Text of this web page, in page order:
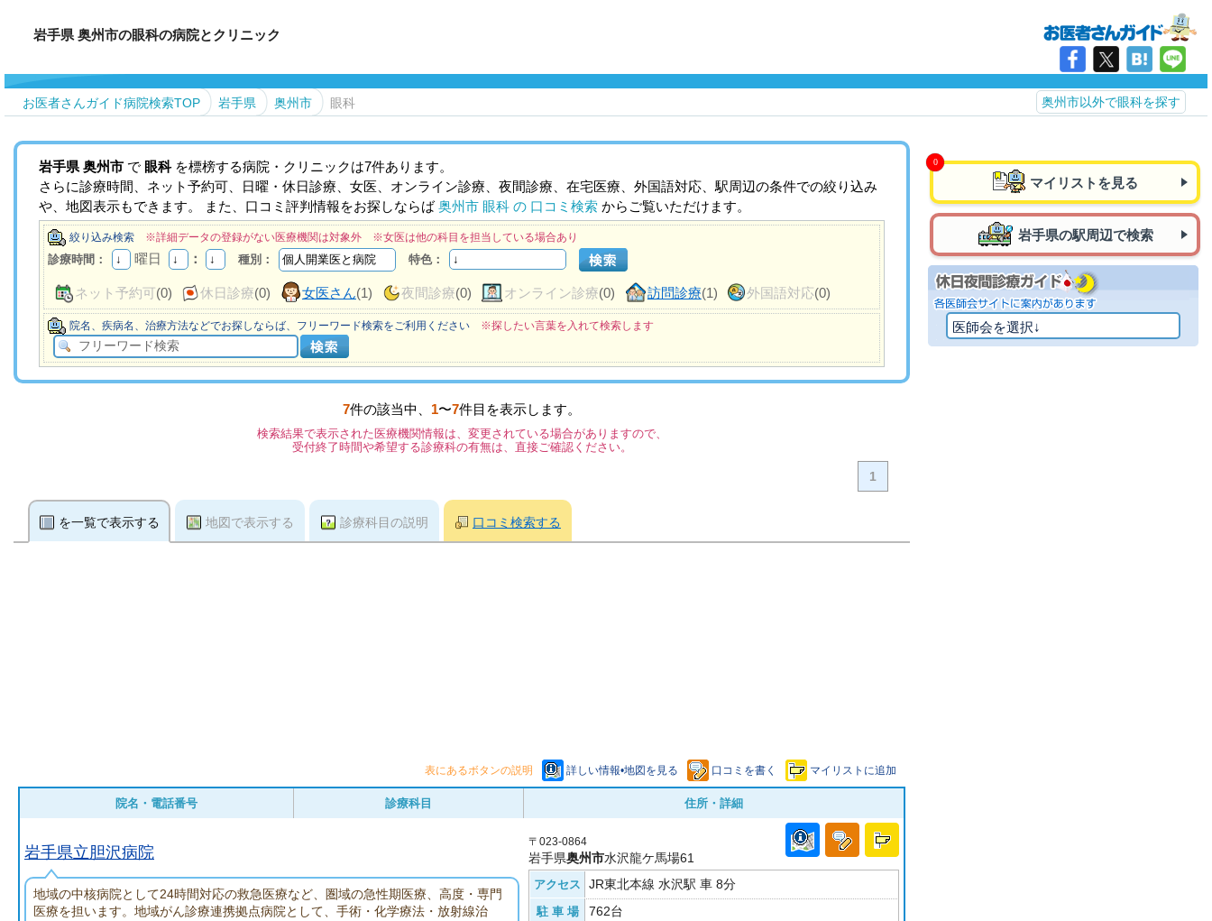
岩手県 奥州市の眼科の病院とクリニック
お医者さんガイド病院検索TOP 岩手県 奥州市 眼科 奥州市以外で眼科を探す
岩手県 奥州市 で 眼科を標榜する病院・クリニックは7件あります。
さらに診療時間、ネット予約可、日曜・休日診療、女医、オンライン診療、夜間診療、在宅医療、外国語対応、駅周辺の条件での絞り込み
や、地図表示もできます。 また、口コミ評判情報をお探しならば奥州市 眼科 の 口コミ検索 からご覧いただけます。
絞り込み検索 ※詳細データの登録がない医療機関は対象外 ※女医は他の科目を担当している場合あり
診療時間： 曜日 ： 種別： 特色：
ネット予約可(0) 休日診療(0) 女医さん(1) 夜間診療(0) オンライン診療(0) 訪問診療(1) 外国語対応(0)
院名、疾病名、治療方法などでお探しならば、フリーワード検索をご利用ください ※探したい言葉を入れて検索します
7件の該当中、 1〜7件目を表示します。
検索結果で表示された医療機関情報は、変更されている場合がありますので、
受付終了時間や希望する診療科の有無は、直接ご確認ください。
1
を一覧で表示する 地図で表示する 診療科目の説明 口コミ検索する
表にあるボタンの説明 詳しい情報•地図を見る 口コミを書く マイリストに追加
院名・電話番号 診療科目 住所・詳細
岩手県立胆沢病院
地域の中核病院として24時間対応の救急医療など、圏域の急性期医療、高度・専門
医療を担います。地域がん診療連携拠点病院として、手術・化学療法・放射線治
〒023-0864
岩手県奥州市水沢龍ケ馬場61
アクセス JR東北本線 水沢駅 車 8分
駐 車 場 762台
マイリストを見る
岩手県の駅周辺で検索